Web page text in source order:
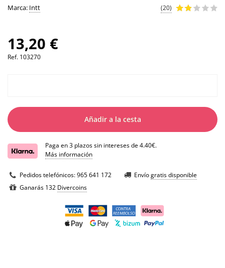
Marca: Intt (20)
13,20 €
Ref. 103270
Añadir a la cesta
Paga en 3 plazos sin intereses de 4.40€.
Más información
Pedidos telefónicos:965 641 172 Envíogratis disponible
Ganarás 132 Divercoins